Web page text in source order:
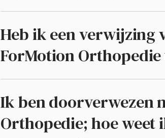
Heb ik een verwijzing
ForMotion Orthopedie
Ik ben doorverwezen
Orthopedie; hoe